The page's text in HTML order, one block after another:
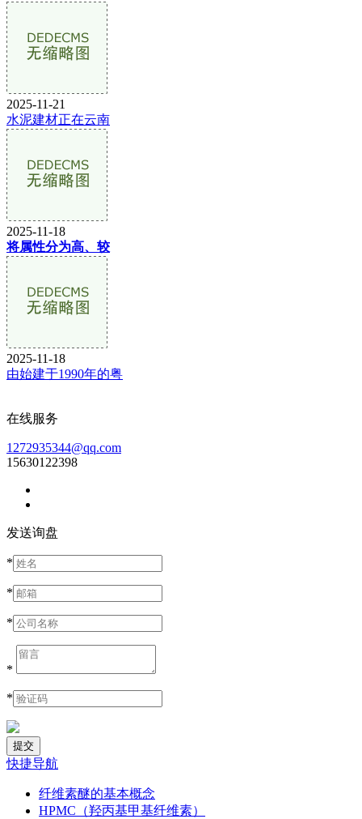
2025-11-21
水泥建材正在云南
2025-11-18
将属性分为高、较
2025-11-18
由始建于1990年的粤
在线服务
1272935344@qq.com
15630122398
发送询盘
*
*
*
*
*
快捷导航
纤维素醚的基本概念
HPMC（羟丙基甲基纤维素）